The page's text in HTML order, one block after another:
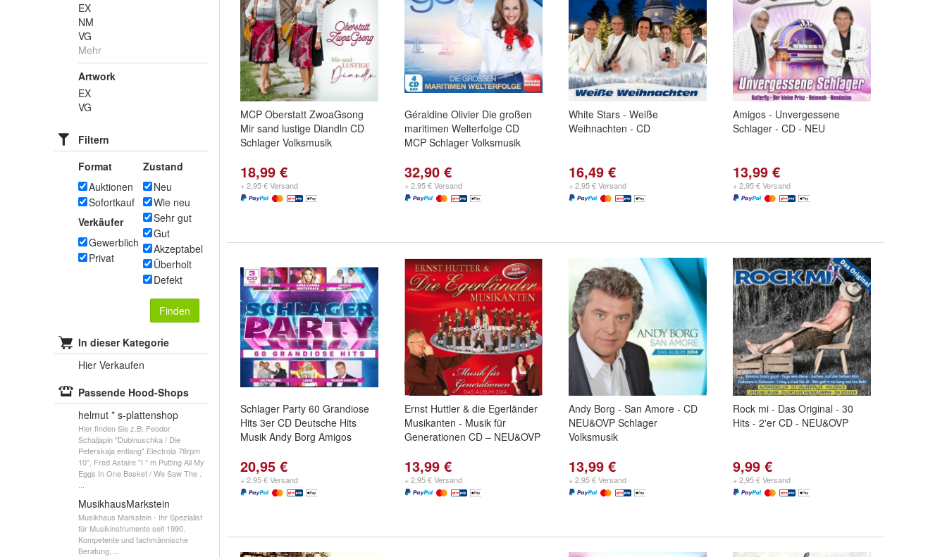
EX
NM
VG
Mehr
Artwork
EX
VG
Filtern
Format
Auktionen
Sofortkauf
Verkäufer
Gewerblich
Privat
Zustand
Neu
Wie neu
Sehr gut
Gut
Akzeptabel
Überholt
Defekt
Finden
In dieser Kategorie
Hier Verkaufen
Passende Hood-Shops
helmut * s-plattenshop
Hier finden Sie z.B: Feodor
Schaljapin "Dubinuschka / Die
Peterskaja entlang" Electrola 78rpm
10", Fred Astaire "I * m Putting All My
Eggs In One Basket / We Saw The .
MusikhausMarkstein
Musikhaus Markstein - Ihr Spezialist
für Musikinstrumente seit 1990.
Kompetente und fachmännische
Beratung, ...
MCP Oberstatt ZwoaGsong
Mir sand lustige Diandln CD
Schlager Volksmusik
18,99 €
+ 2,95 € Versand
Géraldine Olivier Die großen
maritimen Welterfolge CD
MCP Schlager Volksmusik
32,90 €
+ 2,95 € Versand
White Stars - Weiße
Weihnachten - CD
16,49 €
+ 2,95 € Versand
Amigos - Unvergessene
Schlager - CD - NEU
13,99 €
+ 2,95 € Versand
Schlager Party 60 Grandiose
Hits 3er CD Deutsche Hits
Musik Andy Borg Amigos
20,95 €
+ 2,95 € Versand
Ernst Huttler & die Egerländer
Musikanten - Musik für
Generationen CD – NEU&OVP
13,99 €
+ 2,95 € Versand
Andy Borg - San Amore - CD
NEU&OVP Schlager
Volksmusik
13,99 €
+ 2,95 € Versand
Rock mi - Das Original - 30
Hits - 2'er CD - NEU&OVP
9,99 €
+ 2,95 € Versand